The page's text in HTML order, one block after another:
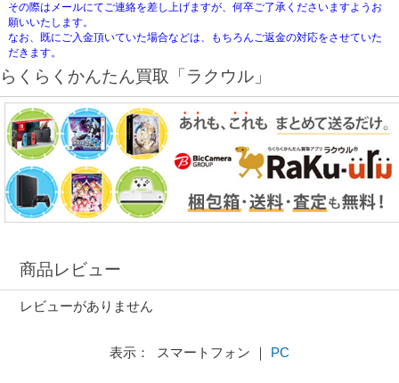
その際はメールにてご連絡を差し上げますが、何卒ご了承くださいますようお
願いいたします。
なお、既にご入金頂いていた場合などは、もちろんご返金の対応をさせていた
だきます。
らくらくかんたん買取「ラクウル」
商品レビュー
レビューがありません
表示： スマートフォン ｜ PC